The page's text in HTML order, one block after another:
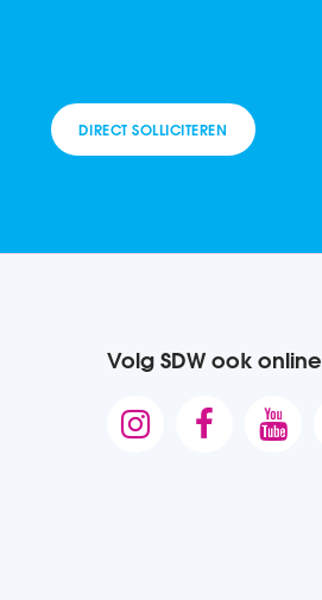
DIRECT SOLLICITEREN
Volg SDW ook online
  